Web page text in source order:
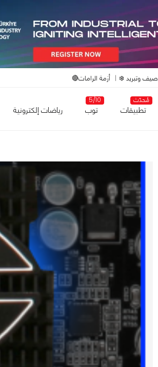
صيف وتبريد ❄️ أزمة الرامات🔴
مُحدّث
تطبيقات
5/10
توب رياضات إلكترونية